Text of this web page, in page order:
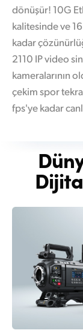
dönüşür! 10G
kalitesinde ve
kadar
2110 IP video
kameralarının
çekim spor
fps'ye kadar